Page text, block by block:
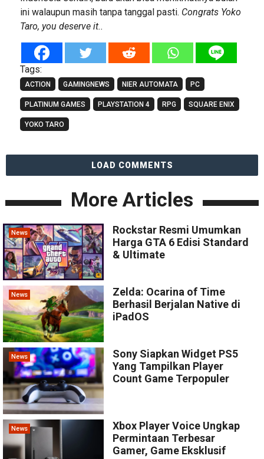
ini walaupun masih tanpa tanggal pasti. Congrats Yoko
Taro, you deserve it..
Tags:
ACTION GAMINGNEWS NIER AUTOMATA PC
PLATINUM GAMES PLAYSTATION 4 RPG SQUARE ENIX
YOKO TARO
LOAD COMMENTS
More Articles
News
Rockstar Resmi Umumkan
Harga GTA 6 Edisi Standard
& Ultimate
News
Zelda: Ocarina of Time
Berhasil Berjalan Native di
iPadOS
News
Sony Siapkan Widget PS5
Yang Tampilkan Player
Count Game Terpopuler
News
Xbox Player Voice Ungkap
Permintaan Terbesar
Gamer, Game Eksklusif